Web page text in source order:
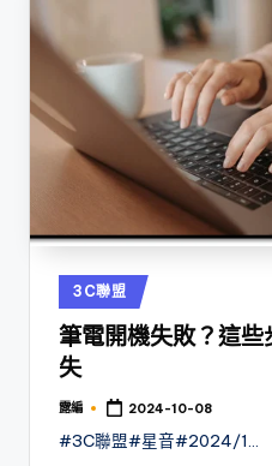
Posted
in
3C聯盟
筆電開機失敗？這
失
Posted
露編 2024-10-08
#3C聯盟#星音#2024/1…